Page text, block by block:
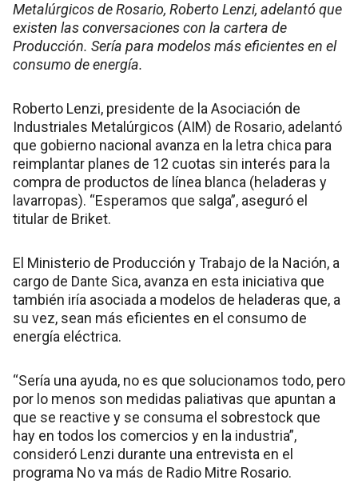
Metalúrgicos de Rosario, Roberto Lenzi, adelantó que
existen las conversaciones con la cartera de
Producción. Sería para modelos más eficientes en el
consumo de energía.
Roberto Lenzi, presidente de la Asociación de
Industriales Metalúrgicos (AIM) de Rosario, adelantó
que gobierno nacional avanza en la letra chica para
reimplantar planes de 12 cuotas sin interés para la
compra de productos de línea blanca (heladeras y
lavarropas). “Esperamos que salga”, aseguró el
titular de Briket.
El Ministerio de Producción y Trabajo de la Nación, a
cargo de Dante Sica, avanza en esta iniciativa que
también iría asociada a modelos de heladeras que, a
su vez, sean más eficientes en el consumo de
energía eléctrica.
“Sería una ayuda, no es que solucionamos todo, pero
por lo menos son medidas paliativas que apuntan a
que se reactive y se consuma el sobrestock que
hay en todos los comercios y en la industria”,
consideró Lenzi durante una entrevista en el
programa No va más de Radio Mitre Rosario.